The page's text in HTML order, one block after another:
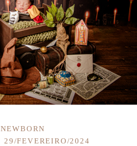
NEWBORN
29/FEVEREIRO/2024